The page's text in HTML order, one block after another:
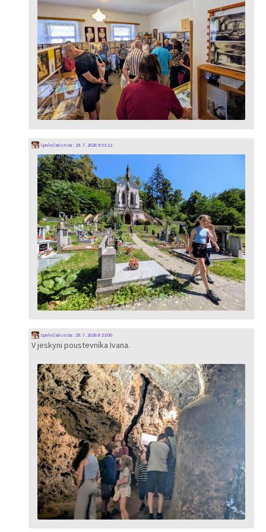
Společná cesta: 29. 7. 2026 9:51:12
Společná cesta: 29. 7. 2026 8:23:00
V jeskyni poustevníka Ivana.